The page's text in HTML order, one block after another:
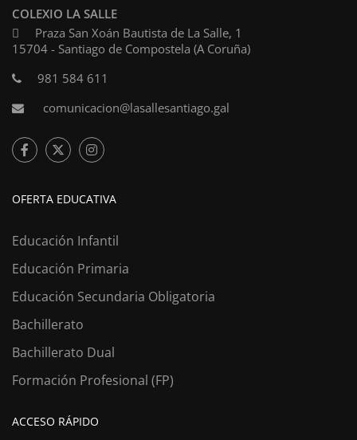
COLEXIO LA SALLE
Praza San Xoán Bautista de La Salle, 1
15704 - Santiago de Compostela (A Coruña)
981 584 611
comunicacion@lasallesantiago.gal
OFERTA EDUCATIVA
Educación Infantil
Educación Primaria
Educación Secundaria Obligatoria
Bachillerato
Bachillerato Dual
Formación Profesional (FP)
ACCESO RÁPIDO